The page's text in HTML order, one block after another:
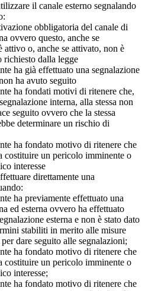
il canale esterno segnalando
obbligatoria del canale di
ovvero questo, anche se
attivo o, anche se attivato, non è
richiesto dalla legge
ha già effettuato una segnalazione
ha avuto seguito
ha fondati motivi di ritenere che,
interna, alla stessa non
seguito ovvero che la stessa
determinare un rischio di
ha fondato motivo di ritenere che
costituire un pericolo imminente o
interesse
direttamente una
ha previamente effettuato una
ed esterna ovvero ha effettuato
esterna e non è stato dato
stabiliti in merito alle misure
dare seguito alle segnalazioni;
ha fondato motivo di ritenere che
costituire un pericolo imminente o
interesse;
ha fondato motivo di ritenere che